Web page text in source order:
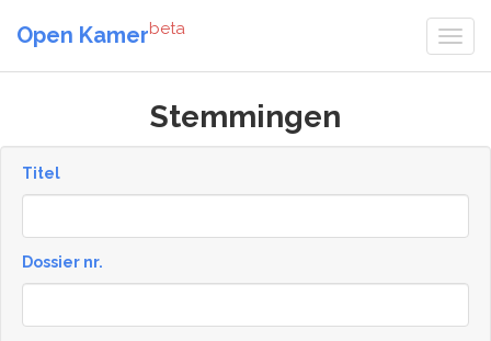
Open Kamerbeta
Stemmingen
Titel
Dossier nr.